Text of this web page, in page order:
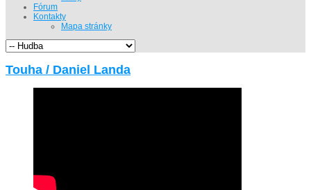
Fórum
Kontakty
Mapa stránky
Touha / Daniel Landa